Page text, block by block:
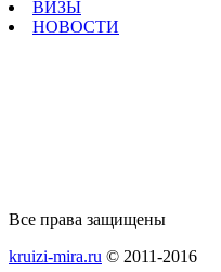
ВИЗЫ
НОВОСТИ
Все права защищены
kruizi-mira.ru © 2011-2016